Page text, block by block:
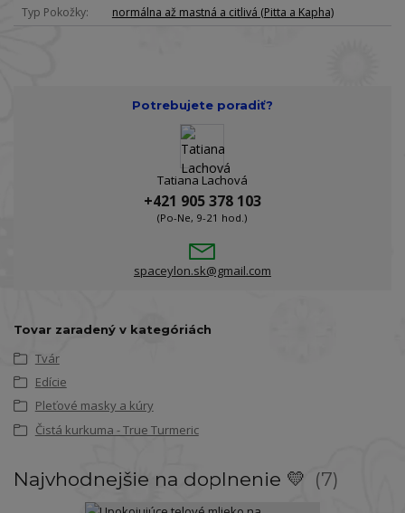
Typ Pokožky normálna až mastná a citlivá (Pitta a Kapha)
Potrebujete poradiť?
Tatiana Lachová
+421 905 378 103
(Po-Ne, 9-21 hod.)
spaceylon.sk@gmail.com
Tovar zaradený v kategóriách
Tvár
Edície
Pleťové masky a kúry
Čistá kurkuma - True Turmeric
Najvhodnejšie na doplnenie 💛 7